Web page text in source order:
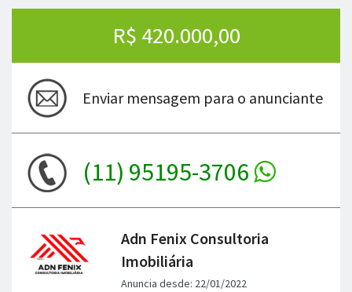
R$ 420.000,00
Enviar mensagem para o anunciante
(11) 95195-3706
Adn Fenix Consultoria
Imobiliária
Anuncia desde: 22/01/2022